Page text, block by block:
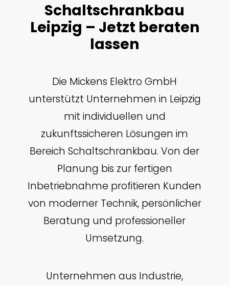
Schaltschrankbau
Leipzig – Jetzt beraten
lassen
Die Mickens Elektro GmbH
unterstützt Unternehmen in Leipzig
mit individuellen und
zukunftssicheren Lösungen im
Bereich Schaltschrankbau. Von der
Planung bis zur fertigen
Inbetriebnahme profitieren Kunden
von moderner Technik, persönlicher
Beratung und professioneller
Umsetzung.
Unternehmen aus Industrie,